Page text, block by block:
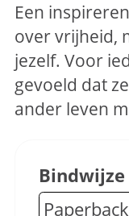
Een
over vrijheid,
jezelf. Voor
gevoeld dat
ander leven
Bindwijze
Paperback